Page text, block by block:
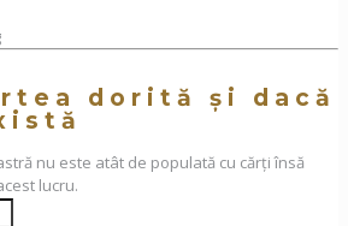
dorită și dacă
nu este atât de populată cu cărți însă
lucru.